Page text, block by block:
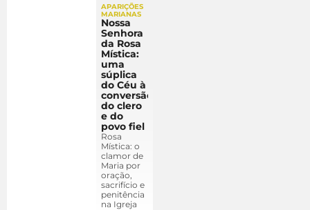
APARIÇÕES
MARIANAS
Nossa
Senhora
da Rosa
Mística:
uma
súplica
do Céu à
conversão
do clero
e do
povo fiel
Rosa
Mística: o
clamor de
Maria por
oração,
sacrifício e
penitência
na Igreja